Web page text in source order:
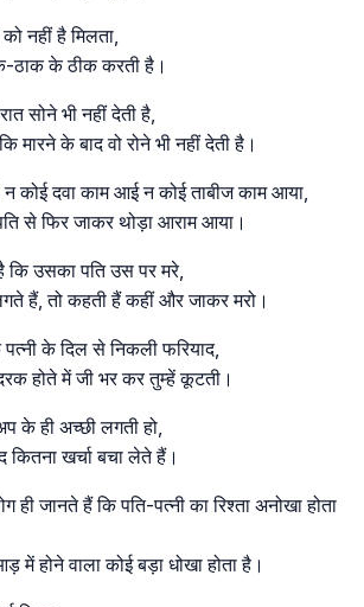
नहीं है मिलता,
ठाक के ठीक करती है।
सोने भी नहीं देती है,
मारने के बाद वो रोने भी नहीं देती है।
कोई दवा काम आई न कोई ताबीज काम आया,
से फिर जाकर थोड़ा आराम आया।
कि उसका पति उस पर मरे,
हैं, तो कहती हैं कहीं और जाकर मरो।
के दिल से निकली फरियाद,
होते में जी भर कर तुम्हें कूटती।
के ही अच्छी लगती हो,
कितना खर्चा बचा लेते हैं।
ही जानते हैं कि पति-पत्नी का रिश्ता अनोखा होता
में होने वाला कोई बड़ा धोखा होता है।